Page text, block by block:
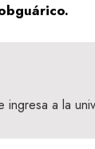
ingresa a la